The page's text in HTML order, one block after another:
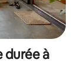
durée à